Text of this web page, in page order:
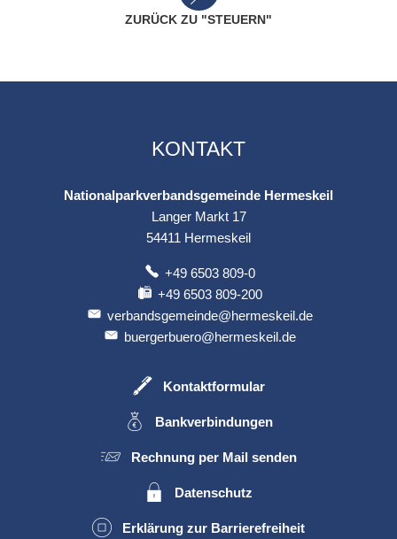
ZURÜCK ZU "STEUERN"
KONTAKT
Nationalparkverbandsgemeinde Hermeskeil
Langer Markt 17
54411 Hermeskeil
+49 6503 809-0
+49 6503 809-200
verbandsgemeinde@hermeskeil.de
buergerbuero@hermeskeil.de
Kontaktformular
Bankverbindungen
Rechnung per Mail senden
Datenschutz
Erklärung zur Barrierefreiheit